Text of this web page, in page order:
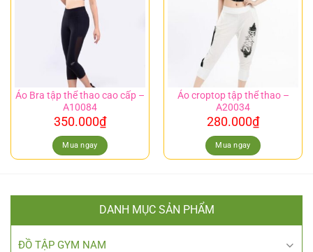
Áo Bra tập thể thao cao cấp –
A10084
350.000₫
Mua ngay
Áo croptop tập thể thao –
A20034
280.000₫
Mua ngay
DANH MỤC SẢN PHẨM
ĐỒ TẬP GYM NAM